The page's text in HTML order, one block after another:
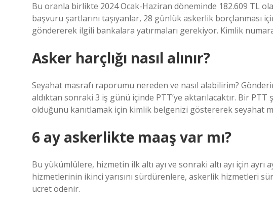
Bu oranla birlikte 2024 Ocak-Haziran döneminde 182.609 TL
başvuru şartlarını taşıyanlar, 28 günlük askerlik borçlanması
göndererek ilgili bankalara yatırmaları gerekiyor. Kimlik
Asker harçlığı nasıl alınır?
Seyahat masrafı raporumu nereden ve nasıl alabilirim?
aldıktan sonraki 3 iş günü içinde PTT’ye aktarılacaktır. Bir
olduğunu kanıtlamak için kimlik belgenizi göstererek seyahat
6 ay askerlikte maaş var mı?
Bu yükümlülere, hizmetin ilk altı ayı ve sonraki altı ayı için
hizmetlerinin ikinci yarısını sürdürenlere, askerlik hizmetleri
ücret ödenir.